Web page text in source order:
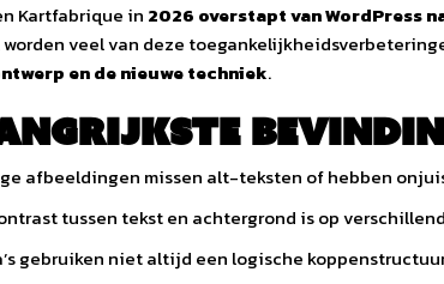
Kartfabrique in 2026 overstapt van WordPress
worden veel van deze
en de nieuwe techniek.
afbeeldingen missen alt-teksten of hebben
tussen tekst en achtergrond is op
gebruiken niet altijd een logische